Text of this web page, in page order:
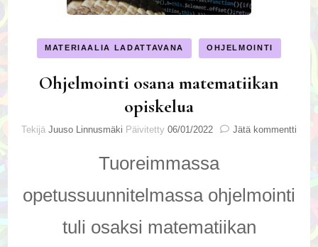
MATERIAALIA LADATTAVANA OHJELMOINTI
Ohjelmointi osana matematiikan
opiskelua
Tekijä Juuso Linnusmäki Päivitetty 06/01/2022 Jätä kommentti
Tuoreimmassa
opetussuunnitelmassa ohjelmointi
tuli osaksi matematiikan